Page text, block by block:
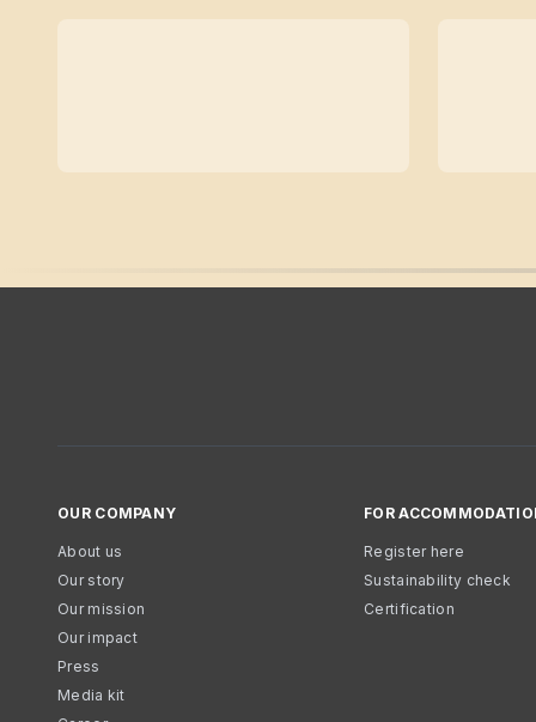
OUR COMPANY
About us
Our story
Our mission
Our impact
Press
Media kit
FOR
Register here
Sustainability check
Certification